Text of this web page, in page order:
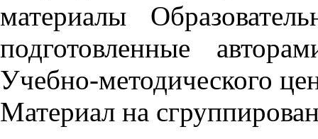
материалы
подготовленные
Учебно-методического
Материал на